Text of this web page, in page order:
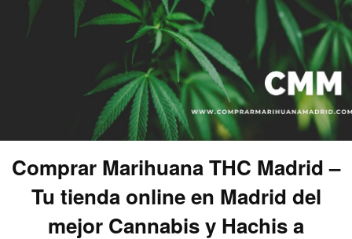
Comprar Marihuana THC Madrid –
Tu tienda online en Madrid del
mejor Cannabis y Hachis a